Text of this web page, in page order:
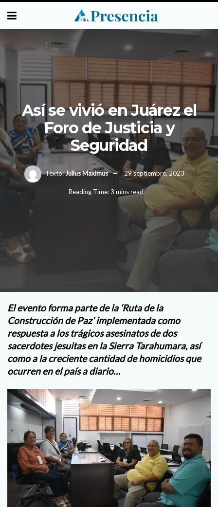
Así se vivió en Juárez el
Foro de Justicia y
Seguridad
Texto:Julius Maximus 29 septiembre, 2023
Reading Time: 3 mins read
El evento forma parte de la ‘Ruta de la
Construcción de Paz’ implementada como
respuesta a los trágicos asesinatos de dos
sacerdotes jesuitas en la Sierra Tarahumara, así
como a la creciente cantidad de homicidios que
ocurren en el país a diario…